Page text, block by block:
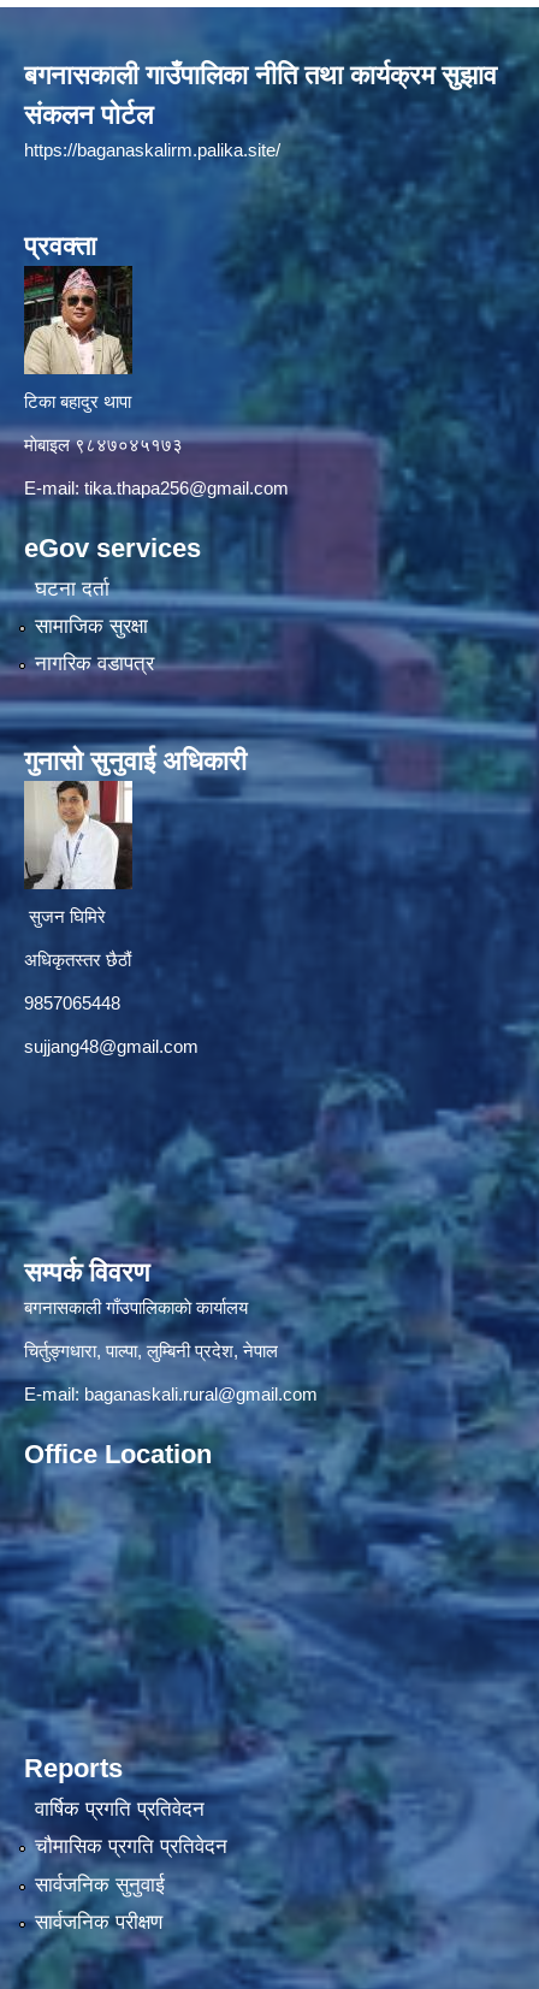
बगनासकाली गाउँपालिका नीति तथा कार्यक्रम सुझाव
संकलन पोर्टल
https://baganaskalirm.palika.site/
प्रवक्ता
टिका बहादुर थापा
माे‍बाइल ९८४७०४५१७३
E-mail: tika.thapa256@gmail.com
eGov services
घटना दर्ता
सामाजिक सुरक्षा
नागरिक वडापत्र
गुनासाे सुनुवाई अधिकारी
सुजन घिमिरे
अधिकृतस्तर छैठौं‌
9857065448
sujjang48@gmail.com
सम्पर्क विवरण
बगनासकाली गाँउपालिकाकाे कार्यालय
चिर्तुङ्गधारा, पाल्पा, लुम्बिनी प्रदेश, नेपाल
E-mail: baganaskali.rural@gmail.com
Office Location
Reports
वार्षिक प्रगति प्रतिवेदन
चौमासिक प्रगति प्रतिवेदन
सार्वजनिक सुनुवाई
सार्वजनिक परीक्षण